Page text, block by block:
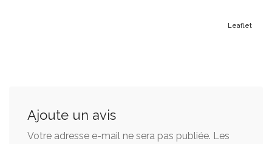
Leaflet
Ajoute un avis
Votre adresse e-mail ne sera pas publiée. Les